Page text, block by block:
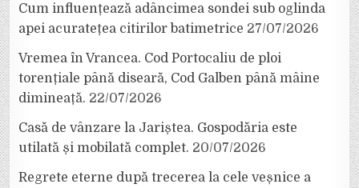
Cum influențează adâncimea sondei sub oglinda
apei acuratețea citirilor batimetrice 27/07/2026
Vremea în Vrancea. Cod Portocaliu de ploi
torențiale până diseară, Cod Galben până mâine
dimineață. 22/07/2026
Casă de vânzare la Jariștea. Gospodăria este
utilată și mobilată complet. 20/07/2026
Regrete eterne după trecerea la cele veșnice a